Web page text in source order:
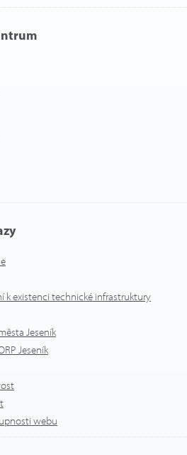
k existenci technické infrastruktury
Jeseník
Jeseník
webu